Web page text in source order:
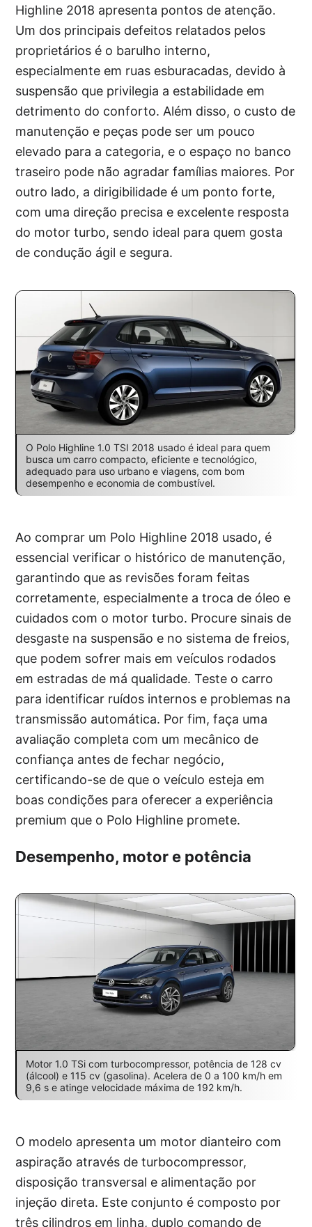
Highline 2018 apresenta pontos de atenção.
Um dos principais defeitos relatados pelos
proprietários é o barulho interno,
especialmente em ruas esburacadas, devido à
suspensão que privilegia a estabilidade em
detrimento do conforto. Além disso, o custo de
manutenção e peças pode ser um pouco
elevado para a categoria, e o espaço no banco
traseiro pode não agradar famílias maiores. Por
outro lado, a dirigibilidade é um ponto forte,
com uma direção precisa e excelente resposta
do motor turbo, sendo ideal para quem gosta
de condução ágil e segura.
O Polo Highline 1.0 TSI 2018 usado é ideal para quem
busca um carro compacto, eficiente e tecnológico,
adequado para uso urbano e viagens, com bom
desempenho e economia de combustível.
Ao comprar um Polo Highline 2018 usado, é
essencial verificar o histórico de manutenção,
garantindo que as revisões foram feitas
corretamente, especialmente a troca de óleo e
cuidados com o motor turbo. Procure sinais de
desgaste na suspensão e no sistema de freios,
que podem sofrer mais em veículos rodados
em estradas de má qualidade. Teste o carro
para identificar ruídos internos e problemas na
transmissão automática. Por fim, faça uma
avaliação completa com um mecânico de
confiança antes de fechar negócio,
certificando-se de que o veículo esteja em
boas condições para oferecer a experiência
premium que o Polo Highline promete.
Desempenho, motor e potência
Motor 1.0 TSi com turbocompressor, potência de 128 cv
(álcool) e 115 cv (gasolina). Acelera de 0 a 100 km/h em
9,6 s e atinge velocidade máxima de 192 km/h.
O modelo apresenta um motor dianteiro com
aspiração através de turbocompressor,
disposição transversal e alimentação por
injeção direta. Este conjunto é composto por
três cilindros em linha, duplo comando de